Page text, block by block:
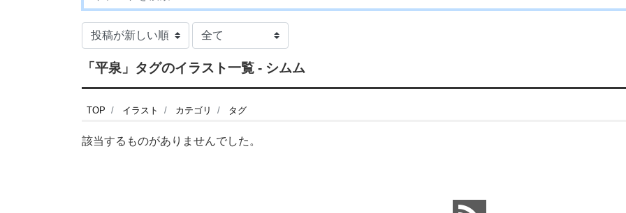
「平泉」タグのイラスト一覧 - シムム
TOP イラスト カテゴリ タグ
該当するものがありませんでした。